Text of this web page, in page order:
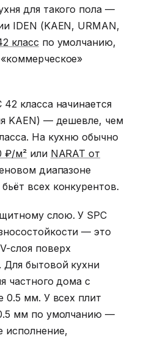
для такого пола —
IDEN (KAEN, URMAN,
класс по умолчанию,
класса начинается
KAEN) — дешевле, чем
На кухню обычно
₽/м²или NARAT от
диапазоне
всех конкурентов.
слою. У SPC
— это
слоя поверх
Для бытовой кухни
частного дома с
0.5 мм. У всех плит
мм по умолчанию —
исполнение,